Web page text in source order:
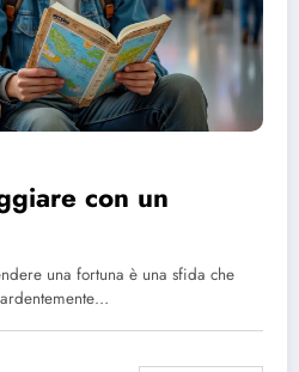
con un
una fortuna è una sfida che